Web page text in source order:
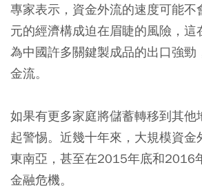
專家表示，資金外流的速度可能不
元的經濟構成迫在眉睫的風險，這
為中國許多關鍵製成品的出口強勁
金流。
如果有更多家庭將儲蓄轉移到其他
起警惕。近幾十年來，大規模資金
東南亞，甚至在2015年底和2016
金融危機。